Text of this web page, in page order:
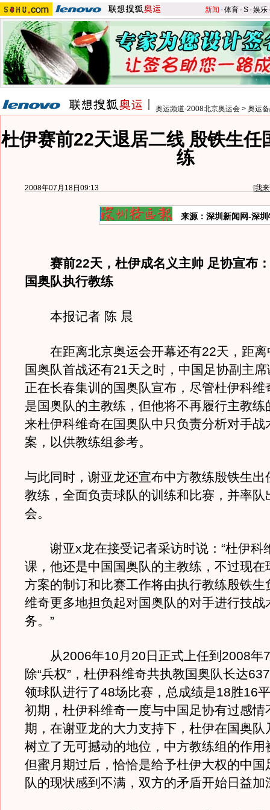
新闻 -体育-S-娱乐
奥运频道-2008北京奥运会 > 奥运
杜伊赛前22天退居二线 殷铁生任
练
2008年07月18日09:13 [我
来源：深圳新闻网-深
赛前22天，杜伊成名义主帅 足协宣布
国奥队执行教练
本报记者 陈 晨
在距离北京奥运会开幕还有22天，距离
国奥队首战还有21天之时，中国足协副主
正在长春集训的国奥队宣布，尽管杜伊科维
是国奥队的主教练，但他将不再履行主教练
来杜伊科维奇在国奥队中只负责分析对手战
案，以供教练组参考。
与此同时，谢亚龙还宣布中方教练殷铁生出
教练，全面负责球队的训练和比赛，并率队
会。
谢亚x龙在接受记者采访时说：“杜伊科
课，他还是中国国奥队的主教练，不过现在
方案的制订和比赛工作将由执行教练殷铁生
维奇更多地担负起对国奥队的对手进行技战
务。”
从2006年10月20日正式上任到2008年
除“兵权”，杜伊科维奇共执教国奥队长达
领球队进行了48场比赛，总成绩是18胜16
初期，杜伊科维奇一度与中国足协有过感情
期，在谢亚龙的大力支持下，杜伊在国奥队
树立了无可撼动的地位，中方教练组的作用
但蜜月期过后，恰恰是给予杜伊大权的中国
队的现状感到不满，双方的矛盾开始日益加